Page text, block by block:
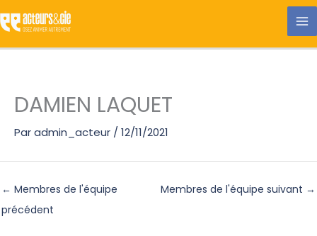
au
contenu
DAMIEN LAQUET
Paradmin_acteur / 12/11/2021
← Membres de l'équipe
précédent
Membres de l'équipe suivant →